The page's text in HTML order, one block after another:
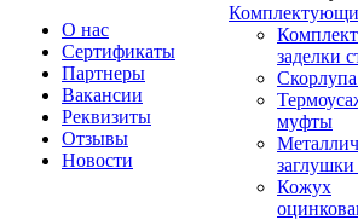
О нас
Сертификаты
Партнеры
Вакансии
Реквизиты
Отзывы
Новости
заделки
муфты
Кожух